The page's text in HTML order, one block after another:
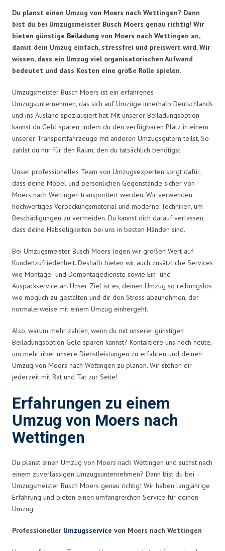
Du planst einen Umzug von Moers nach Wettingen? Dann
bist du bei Umzugsmeister Busch Moers genau richtig! Wir
bieten günstige Beiladung von Moers nach Wettingen an,
damit dein Umzug einfach, stressfrei und preiswert wird. Wir
wissen, dass ein Umzug viel organisatorischen Aufwand
bedeutet und dass Kosten eine große Rolle spielen.
Umzugsmeister Busch Moers ist ein erfahrenes
Umzugsunternehmen, das sich auf Umzüge innerhalb Deutschlands
und ins Ausland spezialisiert hat. Mit unserer Beiladungsoption
kannst du Geld sparen, indem du den verfügbaren Platz in einem
unserer Transportfahrzeuge mit anderen Umzugsgütern teilst. So
zahlst du nur für den Raum, den du tatsächlich benötigst.
Unser professionelles Team von Umzugsexperten sorgt dafür,
dass deine Möbel und persönlichen Gegenstände sicher von
Moers nach Wettingen transportiert werden. Wir verwenden
hochwertiges Verpackungsmaterial und moderne Techniken, um
Beschädigungen zu vermeiden. Du kannst dich darauf verlassen,
dass deine Habseligkeiten bei uns in besten Händen sind.
Bei Umzugsmeister Busch Moers legen wir großen Wert auf
Kundenzufriedenheit. Deshalb bieten wir auch zusätzliche Services
wie Montage- und Demontagedienste sowie Ein- und
Auspackservice an. Unser Ziel ist es, deinen Umzug so reibungslos
wie möglich zu gestalten und dir den Stress abzunehmen, der
normalerweise mit einem Umzug einhergeht.
Also, warum mehr zahlen, wenn du mit unserer günstigen
Beiladungsoption Geld sparen kannst? Kontaktiere uns noch heute,
um mehr über unsere Dienstleistungen zu erfahren und deinen
Umzug von Moers nach Wettingen zu planen. Wir stehen dir
jederzeit mit Rat und Tat zur Seite!
Erfahrungen zu einem
Umzug von Moers nach
Wettingen
Du planst einen Umzug von Moers nach Wettingen und suchst nach
einem zuverlässigen Umzugsunternehmen? Dann bist du bei
Umzugsmeister Busch Moers genau richtig! Wir haben langjährige
Erfahrung und bieten einen umfangreichen Service für deinen
Umzug.
Professioneller Umzugsservice von Moers nach Wettingen